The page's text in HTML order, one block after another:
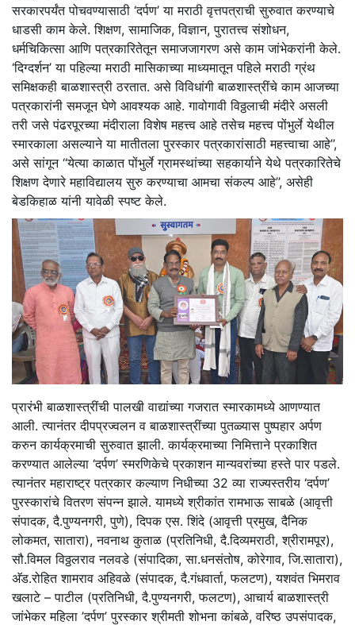
सरकारपर्यंत पोचवण्यासाठी ‘दर्पण’ या मराठी वृत्तपत्राची सुरुवात करण्याचे
धाडसी काम केले. शिक्षण, सामाजिक, विज्ञान, पुरातत्त्व संशोधन,
धर्मचिकित्सा आणि पत्रकारितेतून समाजजागरण असे काम जांभेकरांनी केले.
‘दिग्दर्शन’ या पहिल्या मराठी मासिकाच्या माध्यमातून पहिले मराठी ग्रंथ
समिक्षकही बाळशास्त्री ठरतात. असे विविधांगी बाळशास्त्रींचे काम आजच्या
पत्रकारांनी समजून घेणे आवश्यक आहे. गावोगावी विठ्ठलाची मंदीरे असली
तरी जसे पंढरपूरच्या मंदीराला विशेष महत्त्व आहे तसेच महत्त्व पोंभुर्ले येथील
स्मारकाला असल्याने या मातीतला पुरस्कार पत्रकारांसाठी महत्त्वाचा आहे’’,
असे सांगून ‘‘येत्या काळात पोंभुर्ले ग्रामस्थांच्या सहकार्याने येथे पत्रकारितेचे
शिक्षण देणारे महाविद्यालय सुरु करण्याचा आमचा संकल्प आहे’’, असेही
बेडकिहाळ यांनी यावेळी स्पष्ट केले.
प्रारंभी बाळशास्त्रींची पालखी वाद्यांच्या गजरात स्मारकामध्ये आणण्यात
आली. त्यानंतर दीपप्रज्वलन व बाळशास्त्रींच्या पुतळ्यास पुष्पहार अर्पण
करुन कार्यक्रमाची सुरुवात झाली. कार्यक्रमाच्या निमित्ताने प्रकाशित
करण्यात आलेल्या ‘दर्पण’ स्मरणिकेचे प्रकाशन मान्यवरांच्या हस्ते पार पडले.
त्यानंतर महाराष्ट्र पत्रकार कल्याण निधीच्या 32 व्या राज्यस्तरीय ‘दर्पण’
पुरस्कारांचे वितरण संपन्न झाले. यामध्ये श्रीकांत रामभाऊ साबळे (आवृत्ती
संपादक, दै.पुण्यनगरी, पुणे), दिपक एस. शिंदे (आवृत्ती प्रमुख, दैनिक
लोकमत, सातारा), नवनाथ कुताळ (प्रतिनिधी, दै.दिव्यमराठी, श्रीरामपूर),
सौ.विमल विठ्ठलराव नलवडे (संपादिका, सा.धनसंतोष, कोरेगाव, जि.सातारा),
अ‍ॅड.रोहित शामराव अहिवळे (संपादक, दै.गंधवार्ता, फलटण), यशवंत भिमराव
खलाटे – पाटील (प्रतिनिधी, दै.पुण्यनगरी, फलटण), आचार्य बाळशास्त्री
जांभेकर महिला ’दर्पण’ पुरस्कार श्रीमती शोभना कांबळे, वरिष्ठ उपसंपादक,